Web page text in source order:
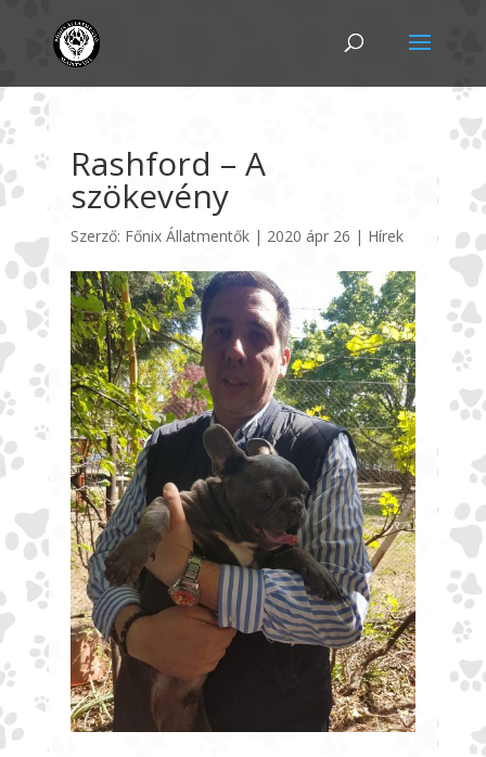
Rashford – A
szökevény
Szerző: Főnix Állatmentők| 2020 ápr 26 | Hírek